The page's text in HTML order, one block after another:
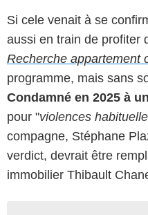
Si cele venait à se
aussi en train de profiter
Recherche appartement
programme, mais sans
Condamné en 2025 à
pour "violences
compagne, Stéphane
verdict, devrait être
immobilier Thibault